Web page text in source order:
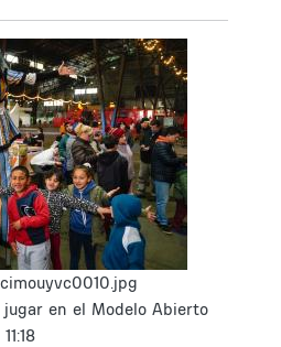
en el Modelo Abierto